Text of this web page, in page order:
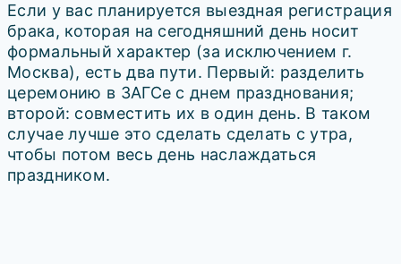
Если у вас планируется выездная регистрация
брака, которая на сегодняшний день носит
формальный характер (за исключением г.
Москва), есть два пути. Первый: разделить
церемонию в ЗАГСе с днем празднования;
второй: совместить их в один день. В таком
случае лучше это сделать сделать с утра,
чтобы потом весь день наслаждаться
праздником.